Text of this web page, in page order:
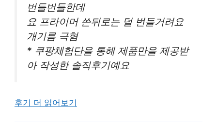
번들번들한데
요 프라이머 쓴뒤로는 덜 번들거려요
개기름 극혐
* 쿠팡체험단을 통해 제품만을 제공받
아 작성한 솔직후기예요
후기 더 읽어보기